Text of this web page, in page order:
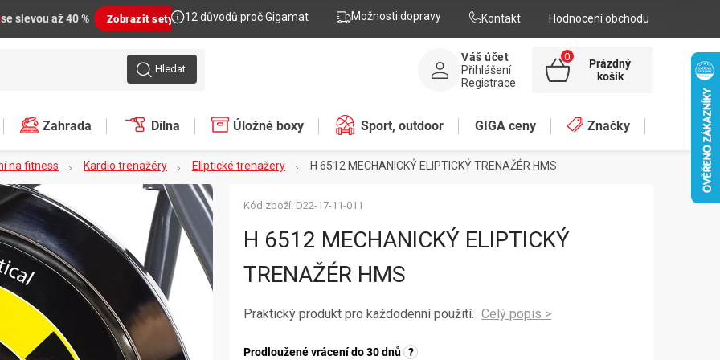
se slevou až 40 % Zobrazit sety 12 důvodů proč Gigamat Možnosti dopravy Kontakt Hodnocení obchodu
Hledat
Váš účet
Přihlášení
Registrace
NÁKUPNÍ
Prázdný
košík
Zahrada Dílna Úložné boxy Sport, outdoor GIGA ceny Značky
na fitness Kardio trenažéry Eliptické trenažery H 6512 MECHANICKÝ ELIPTICKÝ TRENAŽÉR HMS
H 6512 MECHANICKÝ ELIPTICKÝ
TRENAŽÉR HMS
Praktický produkt pro každodenní použití.
Prodloužené vrácení do 30 dnů ?
Kód zboží: D22-17-11-011